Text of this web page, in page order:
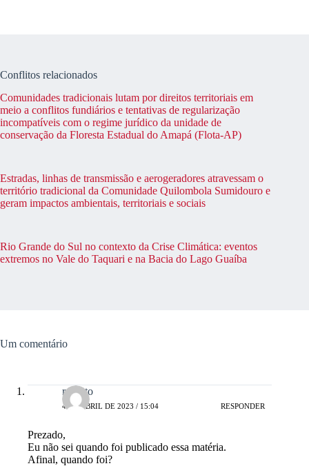
Conflitos relacionados
Comunidades tradicionais lutam por direitos territoriais em
meio a conflitos fundiários e tentativas de regularização
incompatíveis com o regime jurídico da unidade de
conservação da Floresta Estadual do Amapá (Flota-AP)
Estradas, linhas de transmissão e aerogeradores atravessam o
território tradicional da Comunidade Quilombola Sumidouro e
geram impactos ambientais, territoriais e sociais
Rio Grande do Sul no contexto da Crise Climática: eventos
extremos no Vale do Taquari e na Bacia do Lago Guaíba
Um comentário
roberto
4 DE ABRIL DE 2023 / 15:04 RESPONDER
Prezado,
Eu não sei quando foi publicado essa matéria.
Afinal, quando foi?